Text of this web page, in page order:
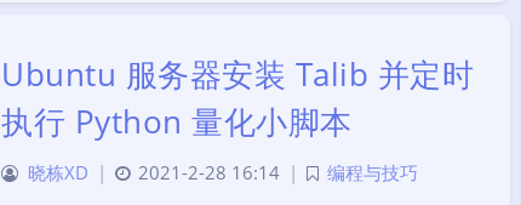
Ubuntu 服务器安装 Talib 并定时
执行 Python 量化小脚本
晓栋XD | 2021-2-28 16:14 | 编程与技巧